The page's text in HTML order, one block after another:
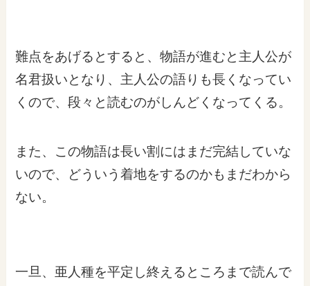
難点をあげるとすると、物語が進むと主人公が
名君扱いとなり、主人公の語りも長くなってい
くので、段々と読むのがしんどくなってくる。
また、この物語は長い割にはまだ完結していな
いので、どういう着地をするのかもまだわから
ない。
一旦、亜人種を平定し終えるところまで読んで